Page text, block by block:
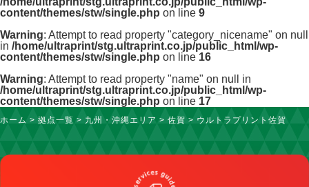
content/themes/stw/single.php on line 9
Warning: Attempt to read property "category_nicename" on null
in /home/ultraprint/stg.ultraprint.co.jp/public_html/wp-
content/themes/stw/single.php on line 16
Warning: Attempt to read property "name" on null in
/home/ultraprint/stg.ultraprint.co.jp/public_html/wp-
content/themes/stw/single.php on line 17
ホーム > 拠点一覧 > 九州・沖縄エリア > 佐賀 > ウルトラプリント佐賀